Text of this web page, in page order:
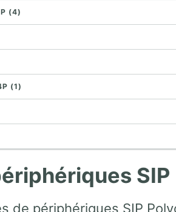
(4)
(1)
SIP
de périphériques SIP